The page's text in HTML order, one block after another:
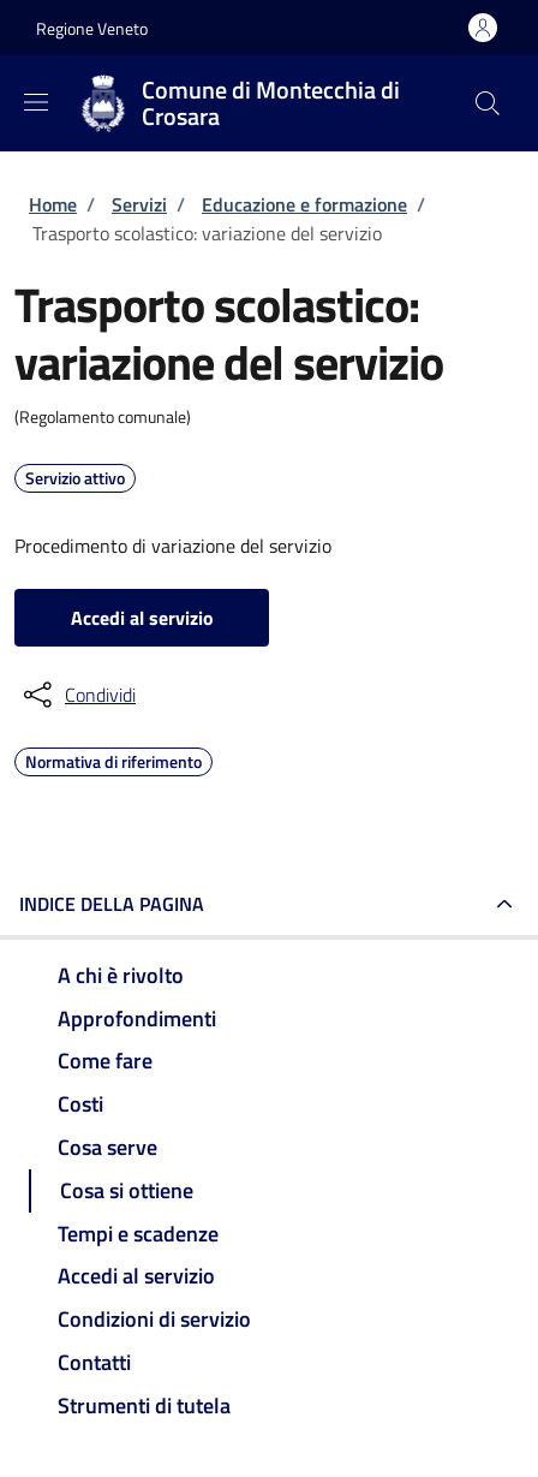
Regione Veneto
Comune di Montecchia di
Crosara
Briciole di pane
Home / Servizi / Educazione e formazione /
Trasporto scolastico: variazione del servizio
Trasporto scolastico:
variazione del servizio
(Regolamento comunale)
Servizio attivo
Procedimento di variazione del servizio
Accedi al servizio
Condividi
Normativa di riferimento
INDICE DELLA PAGINA
A chi è rivolto
Approfondimenti
Come fare
Costi
Cosa serve
Cosa si ottiene
Tempi e scadenze
Accedi al servizio
Condizioni di servizio
Contatti
Strumenti di tutela